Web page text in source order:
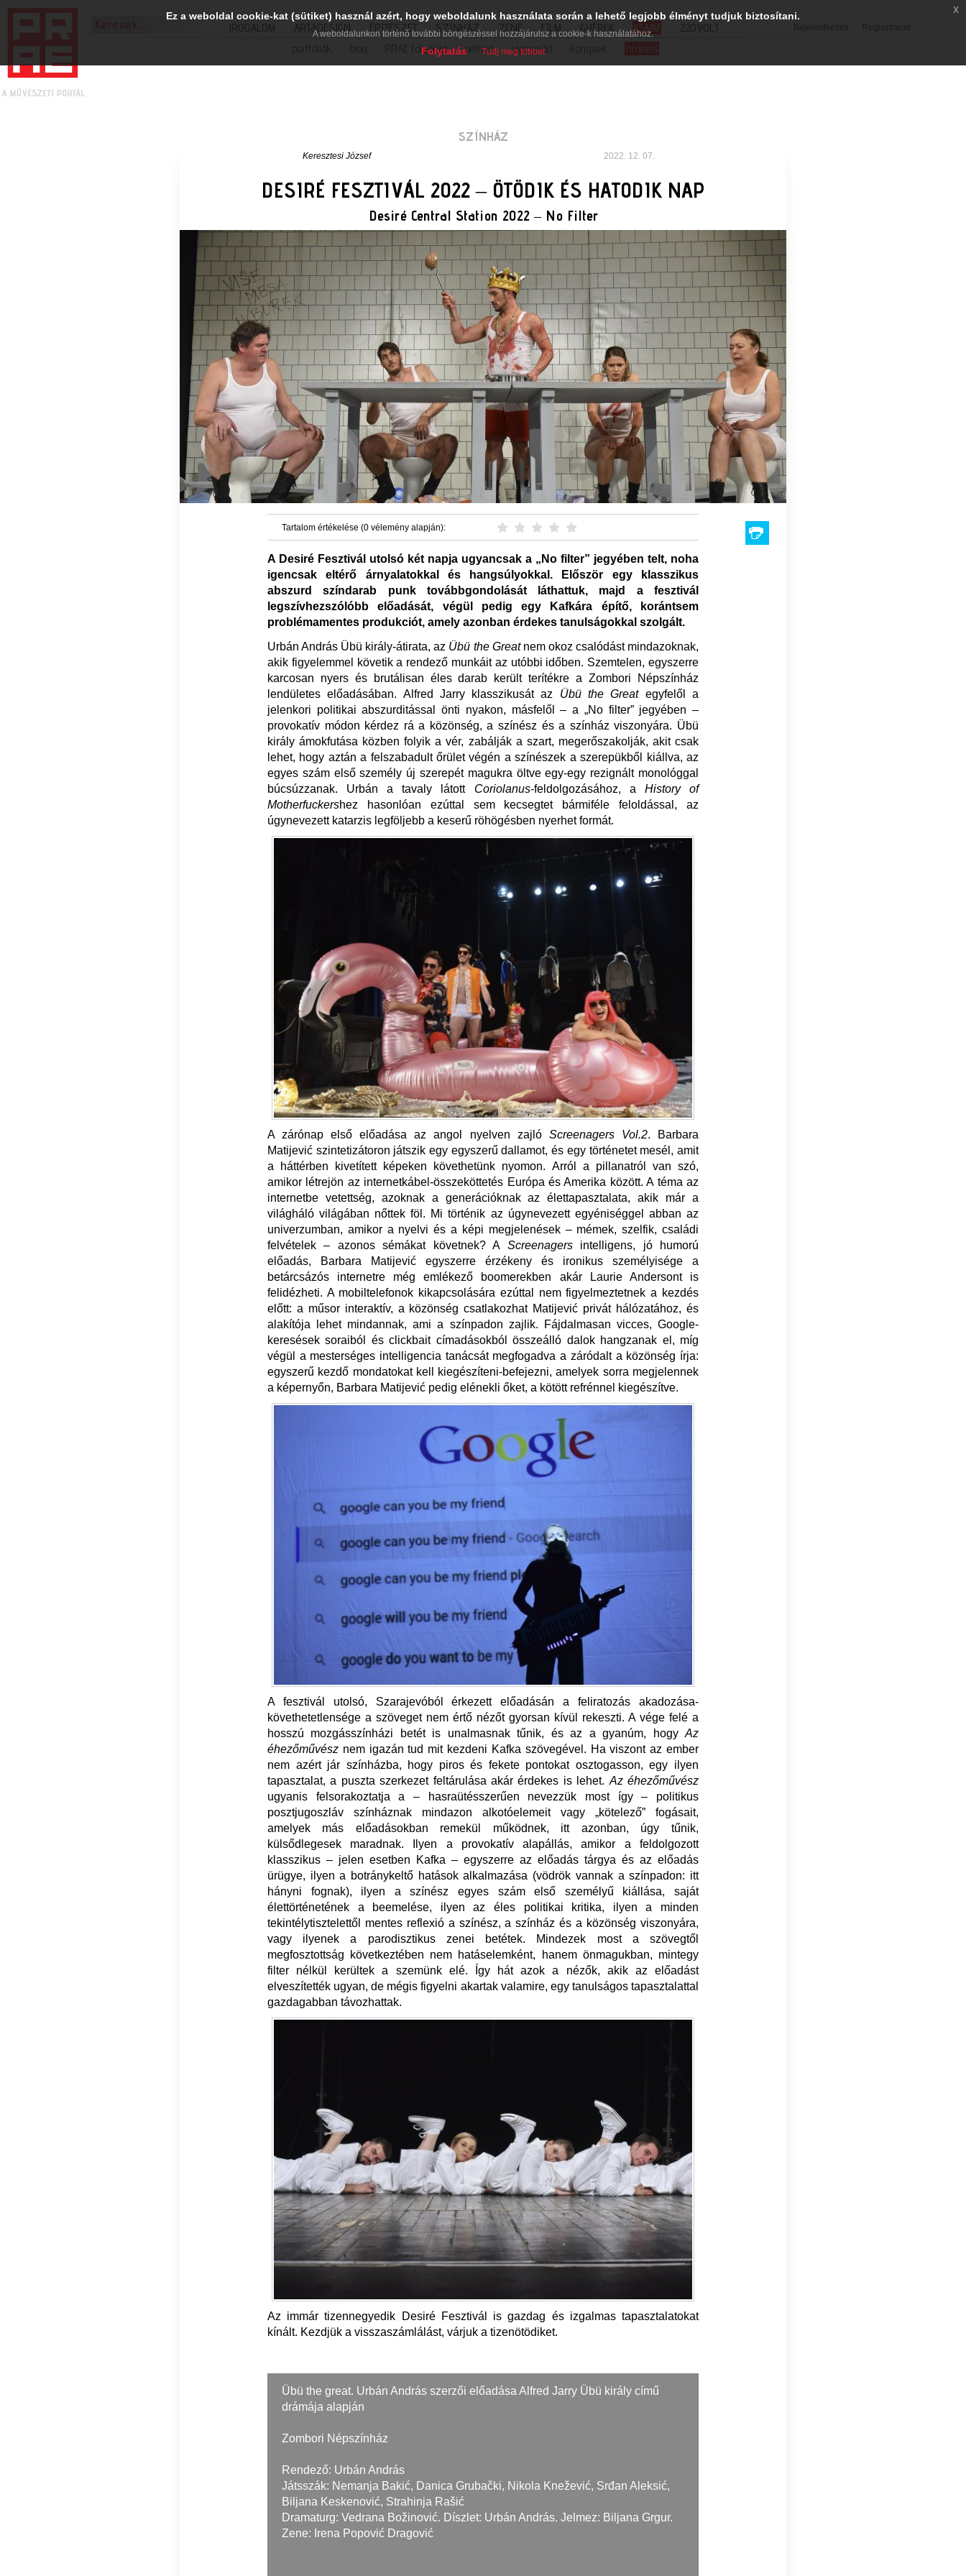
Bejelentkezés Regisztráció
IRODALOM ART&DESIGN ÉPÍTÉSZET SZÍNHÁZ ZENE FILM GYEREK KSMM
220VOLT
portfóliók
blog PRAE folyóirat petíció lapcsalád könyvek hírlevél
SZÍNHÁZ
Keresztesi József 2022. 12. 07.
DESIRÉ FESZTIVÁL 2022 – ÖTÖDIK ÉS HATODIK NAP
Desiré Central Station 2022 – No Filter
Tartalom értékelése (0 vélemény alapján):
A Desiré Fesztivál utolsó két napja ugyancsak a „No filter” jegyében telt, noha
igencsak eltérő árnyalatokkal és hangsúlyokkal. Először egy klasszikus
abszurd színdarab punk továbbgondolását láthattuk, majd a fesztivál
legszívhezszólóbb előadását, végül pedig egy Kafkára építő, korántsem
problémamentes produkciót, amely azonban érdekes tanulságokkal szolgált.
Urbán András Übü király-átirata, az Übü the Greatnem okoz csalódást mindazoknak,
akik figyelemmel követik a rendező munkáit az utóbbi időben. Szemtelen, egyszerre
karcosan nyers és brutálisan éles darab került terítékre a Zombori Népszínház
lendületes előadásában. Alfred Jarry klasszikusát az Übü the Greategyfelől a
jelenkori politikai abszurditással önti nyakon, másfelől – a „No filter” jegyében –
provokatív módon kérdez rá a közönség, a színész és a színház viszonyára. Übü
király ámokfutása közben folyik a vér, zabálják a szart, megerőszakolják, akit csak
lehet, hogy aztán a felszabadult őrület végén a színészek a szerepükből kiállva, az
egyes szám első személy új szerepét magukra öltve egy-egy rezignált monológgal
búcsúzzanak. Urbán a tavaly látott Coriolanus-feldolgozásához, a History of
Motherfuckershez hasonlóan ezúttal sem kecsegtet bármiféle feloldással, az
úgynevezett katarzis legföljebb a keserű röhögésben nyerhet formát.
A zárónap első előadása az angol nyelven zajló Screenagers Vol.2. Barbara
Matijević szintetizátoron játszik egy egyszerű dallamot, és egy történetet mesél, amit
a háttérben kivetített képeken követhetünk nyomon. Arról a pillanatról van szó,
amikor létrejön az internetkábel-összeköttetés Európa és Amerika között. A téma az
internetbe vetettség, azoknak a generációknak az élettapasztalata, akik már a
világháló világában nőttek föl. Mi történik az úgynevezett egyéniséggel abban az
univerzumban, amikor a nyelvi és a képi megjelenések – mémek, szelfik, családi
felvételek – azonos sémákat követnek? A Screenagers intelligens, jó humorú
előadás, Barbara Matijević egyszerre érzékeny és ironikus személyisége a
betárcsázós internetre még emlékező boomerekben akár Laurie Andersont is
felidézheti. A mobiltelefonok kikapcsolására ezúttal nem figyelmeztetnek a kezdés
előtt: a műsor interaktív, a közönség csatlakozhat Matijević privát hálózatához, és
alakítója lehet mindannak, ami a színpadon zajlik. Fájdalmasan vicces, Google-
keresések soraiból és clickbait címadásokból összeálló dalok hangzanak el, míg
végül a mesterséges intelligencia tanácsát megfogadva a záródalt a közönség írja:
egyszerű kezdő mondatokat kell kiegészíteni-befejezni, amelyek sorra megjelennek
a képernyőn, Barbara Matijević pedig elénekli őket, a kötött refrénnel kiegészítve.
A fesztivál utolsó, Szarajevóból érkezett előadásán a feliratozás akadozása-
követhetetlensége a szöveget nem értő nézőt gyorsan kívül rekeszti. A vége felé a
hosszú mozgásszínházi betét is unalmasnak tűnik, és az a gyanúm, hogy Az
éhezőművész nem igazán tud mit kezdeni Kafka szövegével. Ha viszont az ember
nem azért jár színházba, hogy piros és fekete pontokat osztogasson, egy ilyen
tapasztalat, a puszta szerkezet feltárulása akár érdekes is lehet. Az éhezőművész
ugyanis felsorakoztatja a – hasraütésszerűen nevezzük most így – politikus
posztjugoszláv színháznak mindazon alkotóelemeit vagy „kötelező” fogásait,
amelyek más előadásokban remekül működnek, itt azonban, úgy tűnik,
külsődlegesek maradnak. Ilyen a provokatív alapállás, amikor a feldolgozott
klasszikus – jelen esetben Kafka – egyszerre az előadás tárgya és az előadás
ürügye, ilyen a botránykeltő hatások alkalmazása (vödrök vannak a színpadon: itt
hányni fognak), ilyen a színész egyes szám első személyű kiállása, saját
élettörténetének a beemelése, ilyen az éles politikai kritika, ilyen a minden
tekintélytisztelettől mentes reflexió a színész, a színház és a közönség viszonyára,
vagy ilyenek a parodisztikus zenei betétek. Mindezek most a szövegtől
megfosztottság következtében nem hatáselemként, hanem önmagukban, mintegy
filter nélkül kerültek a szemünk elé. Így hát azok a nézők, akik az előadást
elveszítették ugyan, de mégis figyelni akartak valamire, egy tanulságos tapasztalattal
gazdagabban távozhattak.
Az immár tizennegyedik Desiré Fesztivál is gazdag és izgalmas tapasztalatokat
kínált. Kezdjük a visszaszámlálást, várjuk a tizenötödiket.
Übü the great. Urbán András szerzői előadása Alfred Jarry Übü király című
drámája alapján
Zombori Népszínház
Rendező: Urbán András
Játsszák: Nemanja Bakić, Danica Grubački, Nikola Knežević, Srđan Aleksić,
Biljana Keskenović, Strahinja Rašić
Dramaturg: Vedrana Božinović. Díszlet: Urbán András. Jelmez: Biljana Grgur.
Zene: Irena Popović Dragović
Ez a weboldal cookie-kat (sütiket) használ azért, hogy weboldalunk használata során a lehető legjobb élményt tudjuk biztosítani.
A weboldalunkon történő további böngészéssel hozzájárulsz a cookie-k használatához.
Folytatás Tudj meg többet
x